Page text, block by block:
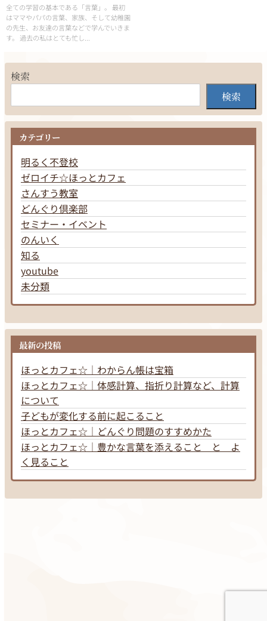
全ての学習の基本である「言葉」。 最初
はママやパパの言葉、家族、そして幼稚園
の先生、お友達の言葉などで学んでいきま
す。 過去の私はとても忙し...
検索
検索
カテゴリー
明るく不登校
ゼロイチ☆ほっとカフェ
さんすう教室
どんぐり倶楽部
セミナー・イベント
のんいく
知る
youtube
未分類
最新の投稿
ほっとカフェ☆｜わからん帳は宝箱
ほっとカフェ☆｜体感計算、指折り計算など、計算
について
子どもが変化する前に起こること
ほっとカフェ☆｜どんぐり問題のすすめかた
ほっとカフェ☆｜豊かな言葉を添えること と よ
く見ること